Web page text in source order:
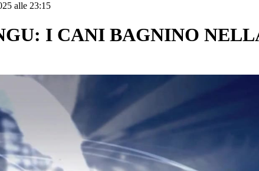
alle 23:15
I CANI BAGNINO